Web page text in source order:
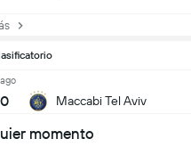
Maccabi Tel Aviv
momento